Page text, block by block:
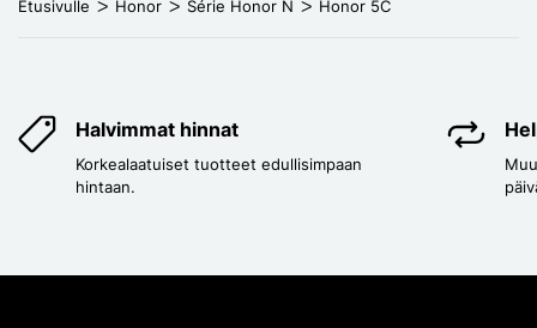
Etusivulle Honor Série Honor N Honor 5C
Halvimmat hinnat
Korkealaatuiset tuotteet edullisimpaan
hintaan.